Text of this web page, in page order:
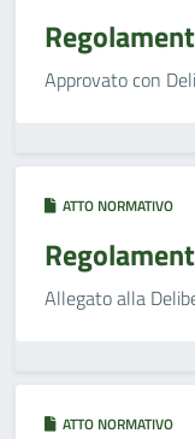
Approvato con
ATTO NORMATIVO
Allegato alla
ATTO NORMATIVO